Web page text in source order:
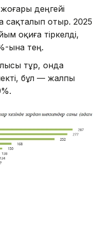
деңгейі
сақталып отыр. 2025
оқиға тіркелді,
ына тең.
тұр, онда
бұл — жалпы